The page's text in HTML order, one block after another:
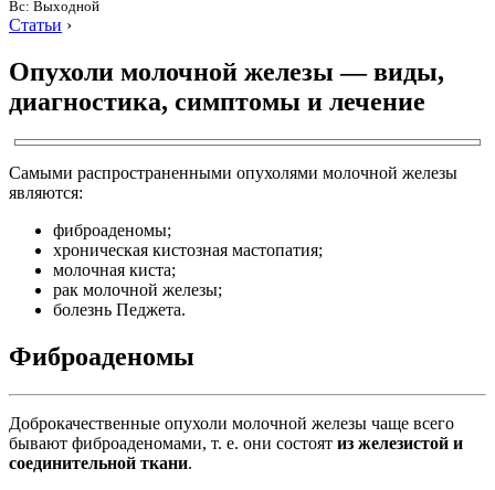
Вс: Выходной
Статьи ›
Опухоли молочной железы — виды,
диагностика, симптомы и лечение
Самыми распространенными опухолями молочной железы
являются:
фиброаденомы;
хроническая кистозная мастопатия;
молочная киста;
рак молочной железы;
болезнь Педжета.
Фиброаденомы
Доброкачественные опухоли молочной железы чаще всего
бывают фиброаденомами, т. е. они состоят из железистой и
соединительной ткани.